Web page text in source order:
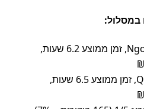
במסלול:
Ngoc Cuong (~19%), זמן ממוצע 6.2 שעות,
Quang Dao (~8%), זמן ממוצע 6.5 שעות,